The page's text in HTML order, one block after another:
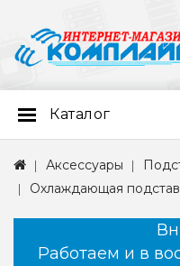
Каталог
Аксессуары
Охлаждающая
Работаем и в